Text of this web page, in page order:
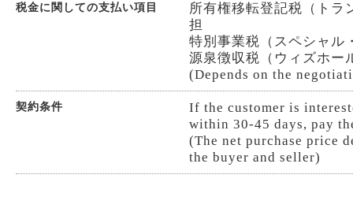
税金に関しての支払い項目
所有権移転登記税（トラ
担
特別事業税（スペシャル
源泉徴収税（ウィズホー
(Depends on the
契約条件
If the customer is
within 30-45 days, pay
(The net purchase price
the buyer and seller)